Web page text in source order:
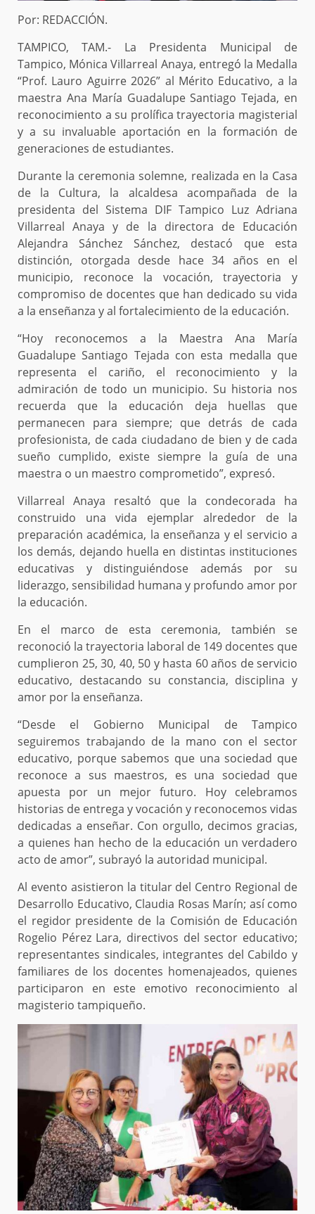
Por: REDACCIÓN.
TAMPICO, TAM.- La Presidenta Municipal de
Tampico, Mónica Villarreal Anaya, entregó la Medalla
“Prof. Lauro Aguirre 2026” al Mérito Educativo, a la
maestra Ana María Guadalupe Santiago Tejada, en
reconocimiento a su prolífica trayectoria magisterial
y a su invaluable aportación en la formación de
generaciones de estudiantes.
Durante la ceremonia solemne, realizada en la Casa
de la Cultura, la alcaldesa acompañada de la
presidenta del Sistema DIF Tampico Luz Adriana
Villarreal Anaya y de la directora de Educación
Alejandra Sánchez Sánchez, destacó que esta
distinción, otorgada desde hace 34 años en el
municipio, reconoce la vocación, trayectoria y
compromiso de docentes que han dedicado su vida
a la enseñanza y al fortalecimiento de la educación.
“Hoy reconocemos a la Maestra Ana María
Guadalupe Santiago Tejada con esta medalla que
representa el cariño, el reconocimiento y la
admiración de todo un municipio. Su historia nos
recuerda que la educación deja huellas que
permanecen para siempre; que detrás de cada
profesionista, de cada ciudadano de bien y de cada
sueño cumplido, existe siempre la guía de una
maestra o un maestro comprometido”, expresó.
Villarreal Anaya resaltó que la condecorada ha
construido una vida ejemplar alrededor de la
preparación académica, la enseñanza y el servicio a
los demás, dejando huella en distintas instituciones
educativas y distinguiéndose además por su
liderazgo, sensibilidad humana y profundo amor por
la educación.
En el marco de esta ceremonia, también se
reconoció la trayectoria laboral de 149 docentes que
cumplieron 25, 30, 40, 50 y hasta 60 años de servicio
educativo, destacando su constancia, disciplina y
amor por la enseñanza.
“Desde el Gobierno Municipal de Tampico
seguiremos trabajando de la mano con el sector
educativo, porque sabemos que una sociedad que
reconoce a sus maestros, es una sociedad que
apuesta por un mejor futuro. Hoy celebramos
historias de entrega y vocación y reconocemos vidas
dedicadas a enseñar. Con orgullo, decimos gracias,
a quienes han hecho de la educación un verdadero
acto de amor”, subrayó la autoridad municipal.
Al evento asistieron la titular del Centro Regional de
Desarrollo Educativo, Claudia Rosas Marín; así como
el regidor presidente de la Comisión de Educación
Rogelio Pérez Lara, directivos del sector educativo;
representantes sindicales, integrantes del Cabildo y
familiares de los docentes homenajeados, quienes
participaron en este emotivo reconocimiento al
magisterio tampiqueño.